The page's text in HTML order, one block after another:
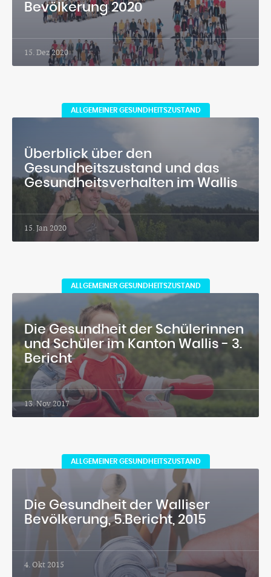
Bevölkerung 2020
15. Dez 2020
ALLGEMEINER GESUNDHEITSZUSTAND
Überblick über den
Gesundheitszustand und das
Gesundheitsverhalten im Wallis
15. Jan 2020
ALLGEMEINER GESUNDHEITSZUSTAND
Die Gesundheit der Schülerinnen
und Schüler im Kanton Wallis - 3.
Bericht
13. Nov 2017
ALLGEMEINER GESUNDHEITSZUSTAND
Die Gesundheit der Walliser
Bevölkerung, 5.Bericht, 2015
4. Okt 2015